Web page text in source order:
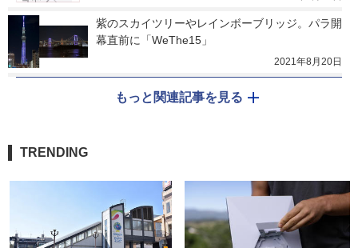
紫のスカイツリーやレインボーブリッジ。パラ開
幕直前に「WeThe15」
2021年8月20日
もっと関連記事を見る
TRENDING